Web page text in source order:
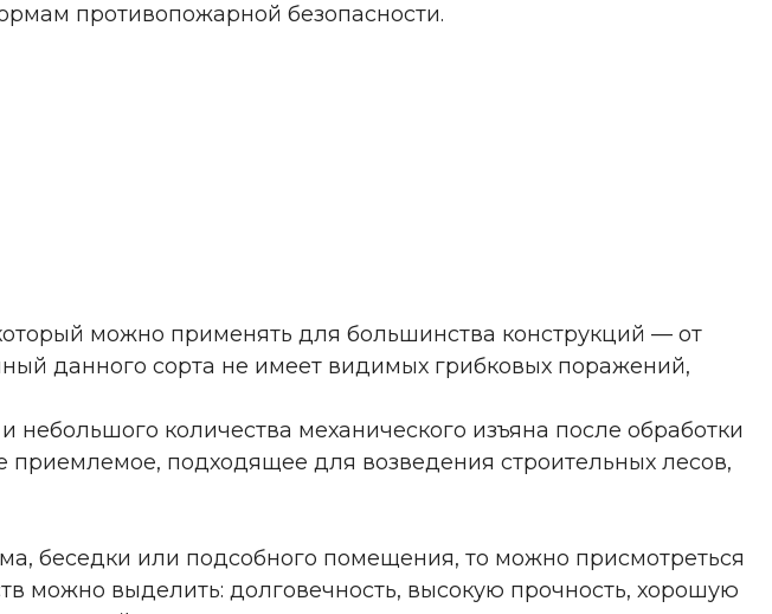
противопожарной безопасности.
можно применять для большинства конструкций — от
данного сорта не имеет видимых грибковых поражений,
небольшого количества механического изъяна после обработки
приемлемое, подходящее для возведения строительных лесов,
беседки или подсобного помещения, то можно присмотреться
можно выделить: долговечность, высокую прочность, хорошую